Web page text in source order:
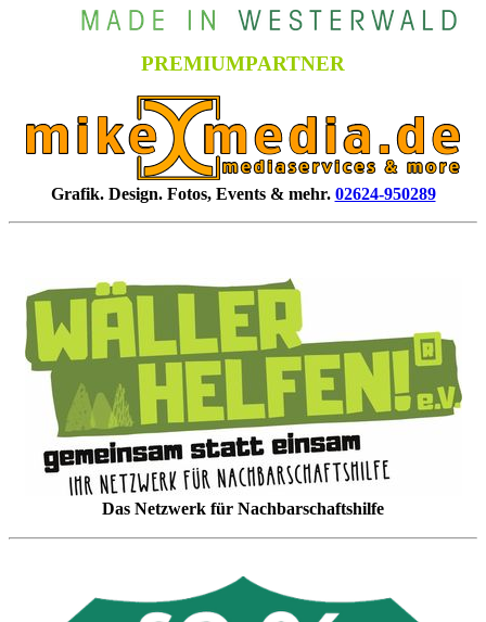
PREMIUMPARTNER
Grafik. Design. Fotos, Events & mehr. 02624-950289
Das Netzwerk für Nachbarschaftshilfe